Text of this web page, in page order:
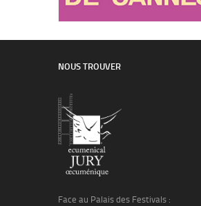
NOUS TROUVER
Face au Palais des Festivals :